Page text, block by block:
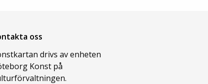
oss
drivs av enheten
Konst på